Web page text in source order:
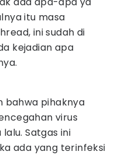
itu masa
ini sudah di
kejadian apa
bahwa pihaknya
virus
Satgas ini
ada yang terinfeksi